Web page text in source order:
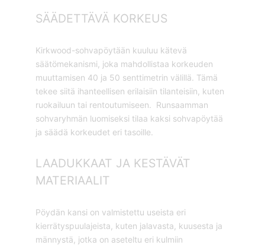
SÄÄDETTÄVÄ KORKEUS
Kirkwood-sohvapöytään kuuluu kätevä
säätömekanismi, joka mahdollistaa korkeuden
muuttamisen 40 ja 50 senttimetrin välillä. Tämä
tekee siitä ihanteellisen erilaisiin tilanteisiin, kuten
ruokailuun tai rentoutumiseen. Runsaamman
sohvaryhmän luomiseksi tilaa kaksi sohvapöytää
ja säädä korkeudet eri tasoille.
LAADUKKAAT JA KESTÄVÄT
MATERIAALIT
Pöydän kansi on valmistettu useista eri
kierrätyspuulajeista, kuten jalavasta, kuusesta ja
männystä, jotka on aseteltu eri kulmiin